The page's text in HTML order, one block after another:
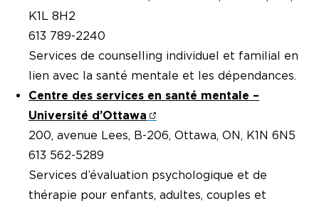
K1L 8H2
613 789-2240
Services de counselling individuel et familial en
lien avec la santé mentale et les dépendances.
Centre des services en santé mentale –
Université d’Ottawa
200, avenue Lees, B-206, Ottawa, ON, K1N 6N5
613 562-5289
Services d’évaluation psychologique et de
thérapie pour enfants, adultes, couples et